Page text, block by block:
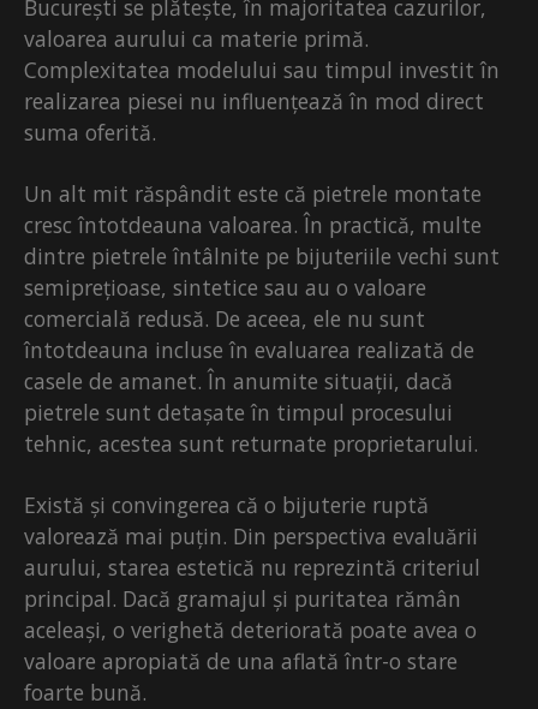
București se plătește, în majoritatea cazurilor,
valoarea aurului ca materie primă.
Complexitatea modelului sau timpul investit în
realizarea piesei nu influențează în mod direct
suma oferită.
Un alt mit răspândit este că pietrele montate
cresc întotdeauna valoarea. În practică, multe
dintre pietrele întâlnite pe bijuteriile vechi sunt
semiprețioase, sintetice sau au o valoare
comercială redusă. De aceea, ele nu sunt
întotdeauna incluse în evaluarea realizată de
casele de amanet. În anumite situații, dacă
pietrele sunt detașate în timpul procesului
tehnic, acestea sunt returnate proprietarului.
Există și convingerea că o bijuterie ruptă
valorează mai puțin. Din perspectiva evaluării
aurului, starea estetică nu reprezintă criteriul
principal. Dacă gramajul și puritatea rămân
aceleași, o verighetă deteriorată poate avea o
valoare apropiată de una aflată într-o stare
foarte bună.